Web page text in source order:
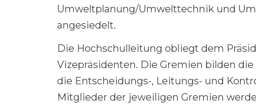
Umweltplanung/Umwelttechnik und
angesiedelt.
Die Hochschulleitung obliegt dem
Vizepräsidenten. Die Gremien bilden
die Entscheidungs-, Leitungs- und
Mitglieder der jeweiligen Gremien